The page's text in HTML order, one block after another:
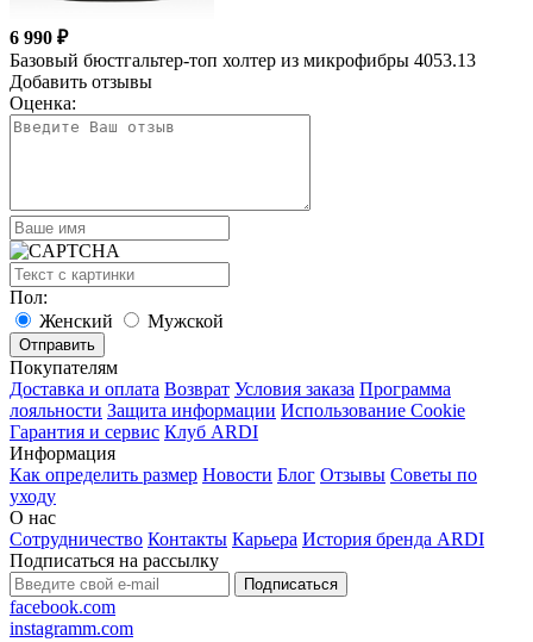
6 990 ₽
Базовый бюстгальтер-топ холтер из микрофибры 4053.13
Добавить отзывы
Оценка:
Пол:
Женский
Мужской
Покупателям
Доставка и оплата Возврат Условия заказа Программа
лояльности Защита информации Использование Cookie
Гарантия и сервис Клуб ARDI
Информация
Как определить размер Новости Блог Отзывы Советы по
уходу
О нас
Сотрудничество Контакты Карьера История бренда ARDI
Подписаться на рассылку
Подписаться
facebook.com
instagramm.com